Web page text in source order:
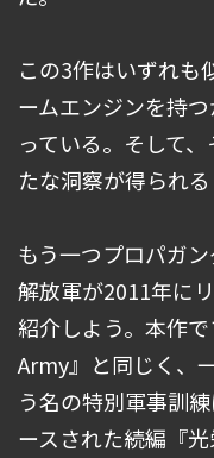
この3作はいずれも
ームエンジンを持
っている。そして
たな洞察が得られる
もう一つプロパガ
解放軍が2011年に
紹介しよう。本作
Army』と同じく、
う名の特別軍事訓
ースされた続編『